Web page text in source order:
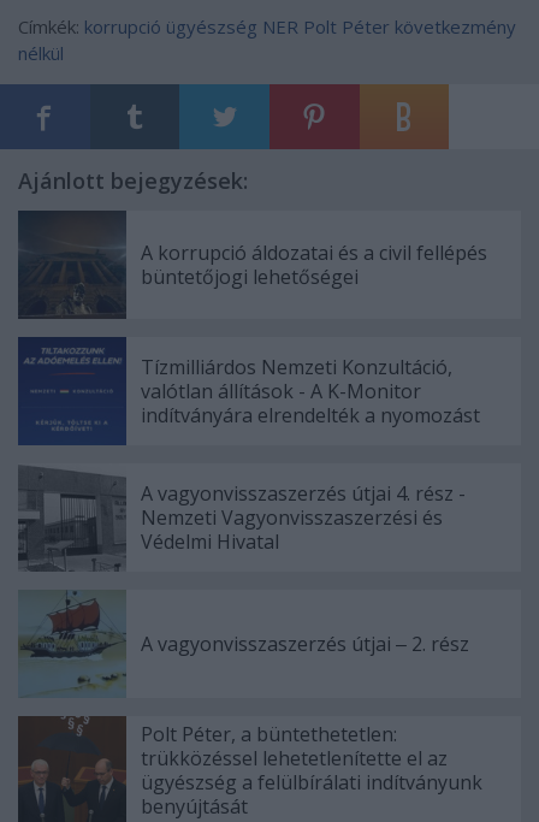
Címkék: korrupció ügyészség NER Polt Péter következmény
nélkül
Ajánlott bejegyzések:
A korrupció áldozatai és a civil fellépés
büntetőjogi lehetőségei
Tízmilliárdos Nemzeti Konzultáció,
valótlan állítások - A K-Monitor
indítványára elrendelték a nyomozást
A vagyonvisszaszerzés útjai 4. rész -
Nemzeti Vagyonvisszaszerzési és
Védelmi Hivatal
A vagyonvisszaszerzés útjai ‒ 2. rész
Polt Péter, a büntethetetlen:
trükközéssel lehetetlenítette el az
ügyészség a felülbírálati indítványunk
benyújtását